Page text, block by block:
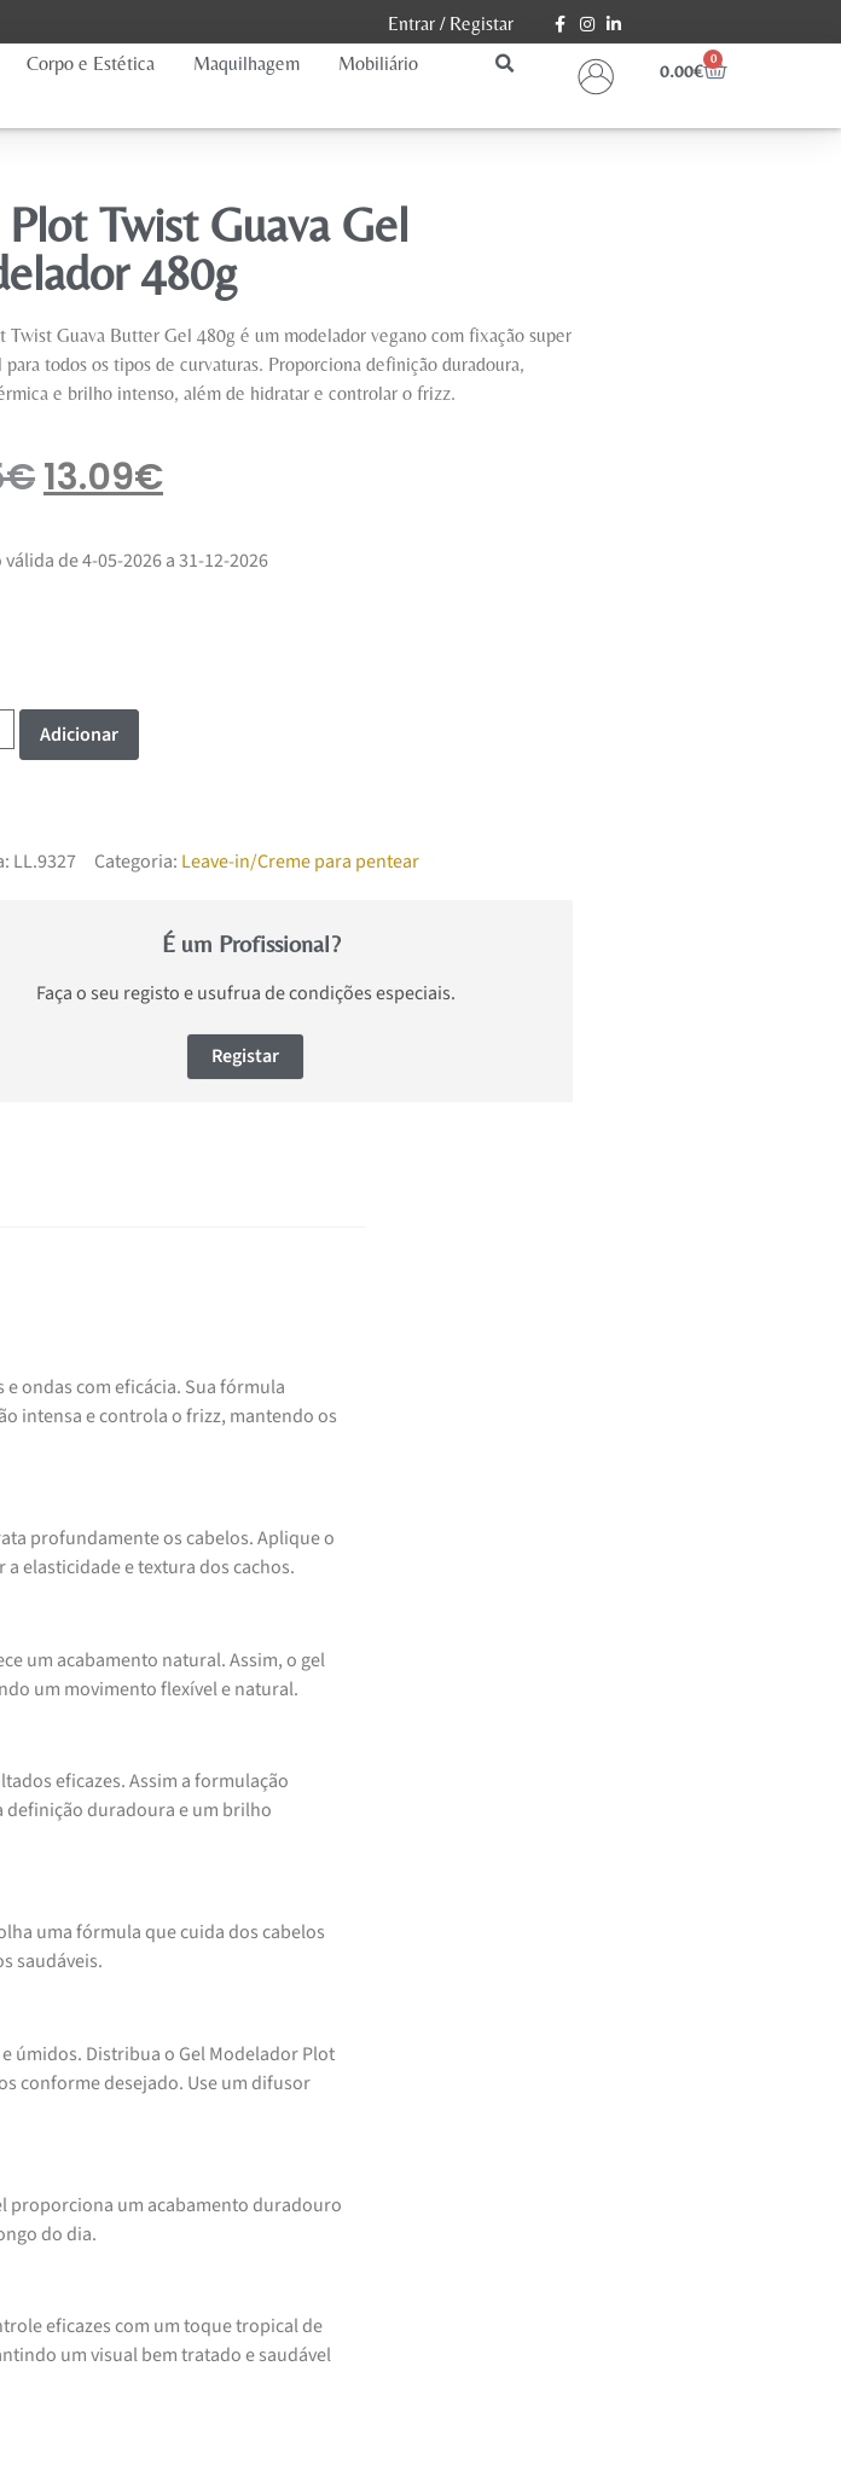
Entrar/ Registar
Corpo e Estética Maquilhagem Mobiliário 0.00€
0
Plot Twist Guava Gel
480g
Twist Guava Butter Gel 480g é um modelador vegano com fixação super
todos os tipos de curvaturas. Proporciona definição duradoura,
e brilho intenso, além de hidratar e controlar o frizz.
€13.09€
de 4-05-2026 a 31-12-2026
Adicionar
LL.9327 Categoria: Leave-in/Creme para pentear
É um Profissional?
Faça o seu registo e usufrua de condições especiais.
Registar
ondas com eficácia. Sua fórmula
intensa e controla o frizz, mantendo os
profundamente os cabelos. Aplique o
elasticidade e textura dos cachos.
um acabamento natural. Assim, o gel
um movimento flexível e natural.
eficazes. Assim a formulação
duradoura e um brilho
uma fórmula que cuida dos cabelos
saudáveis.
úmidos. Distribua o Gel Modelador Plot
conforme desejado. Use um difusor
proporciona um acabamento duradouro
do dia.
eficazes com um toque tropical de
um visual bem tratado e saudável